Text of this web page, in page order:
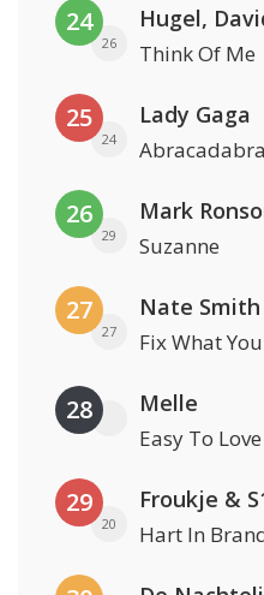
24
26 Think Of Me
25
24
Lady Gaga
Abracadabra
26
29
Mark
Suzanne
27
27
Nate Smith
Fix What
28 Melle
Easy To Love
29
20
Froukje &
Hart In